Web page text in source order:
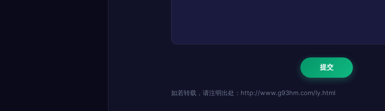
如若转载，请注明出处：http://www.g93hm.com/ly.html